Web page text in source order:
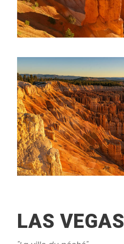
LAS VEGAS